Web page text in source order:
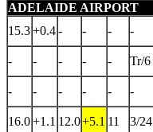
ADELAIDE AIRPORT
15.3+0.4- - - -
- - - - - Tr/6
- - - - - -
16.0+1.1 12.0+5.1 11 3/24